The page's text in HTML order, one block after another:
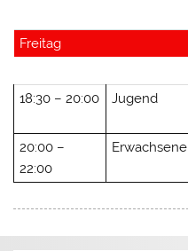
Freitag
18:30 – 20:00 Jugend
20:00 –
22:00
Erwachsene